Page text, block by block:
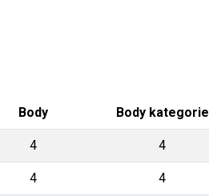
Body Body kategorie
4 4
4 4